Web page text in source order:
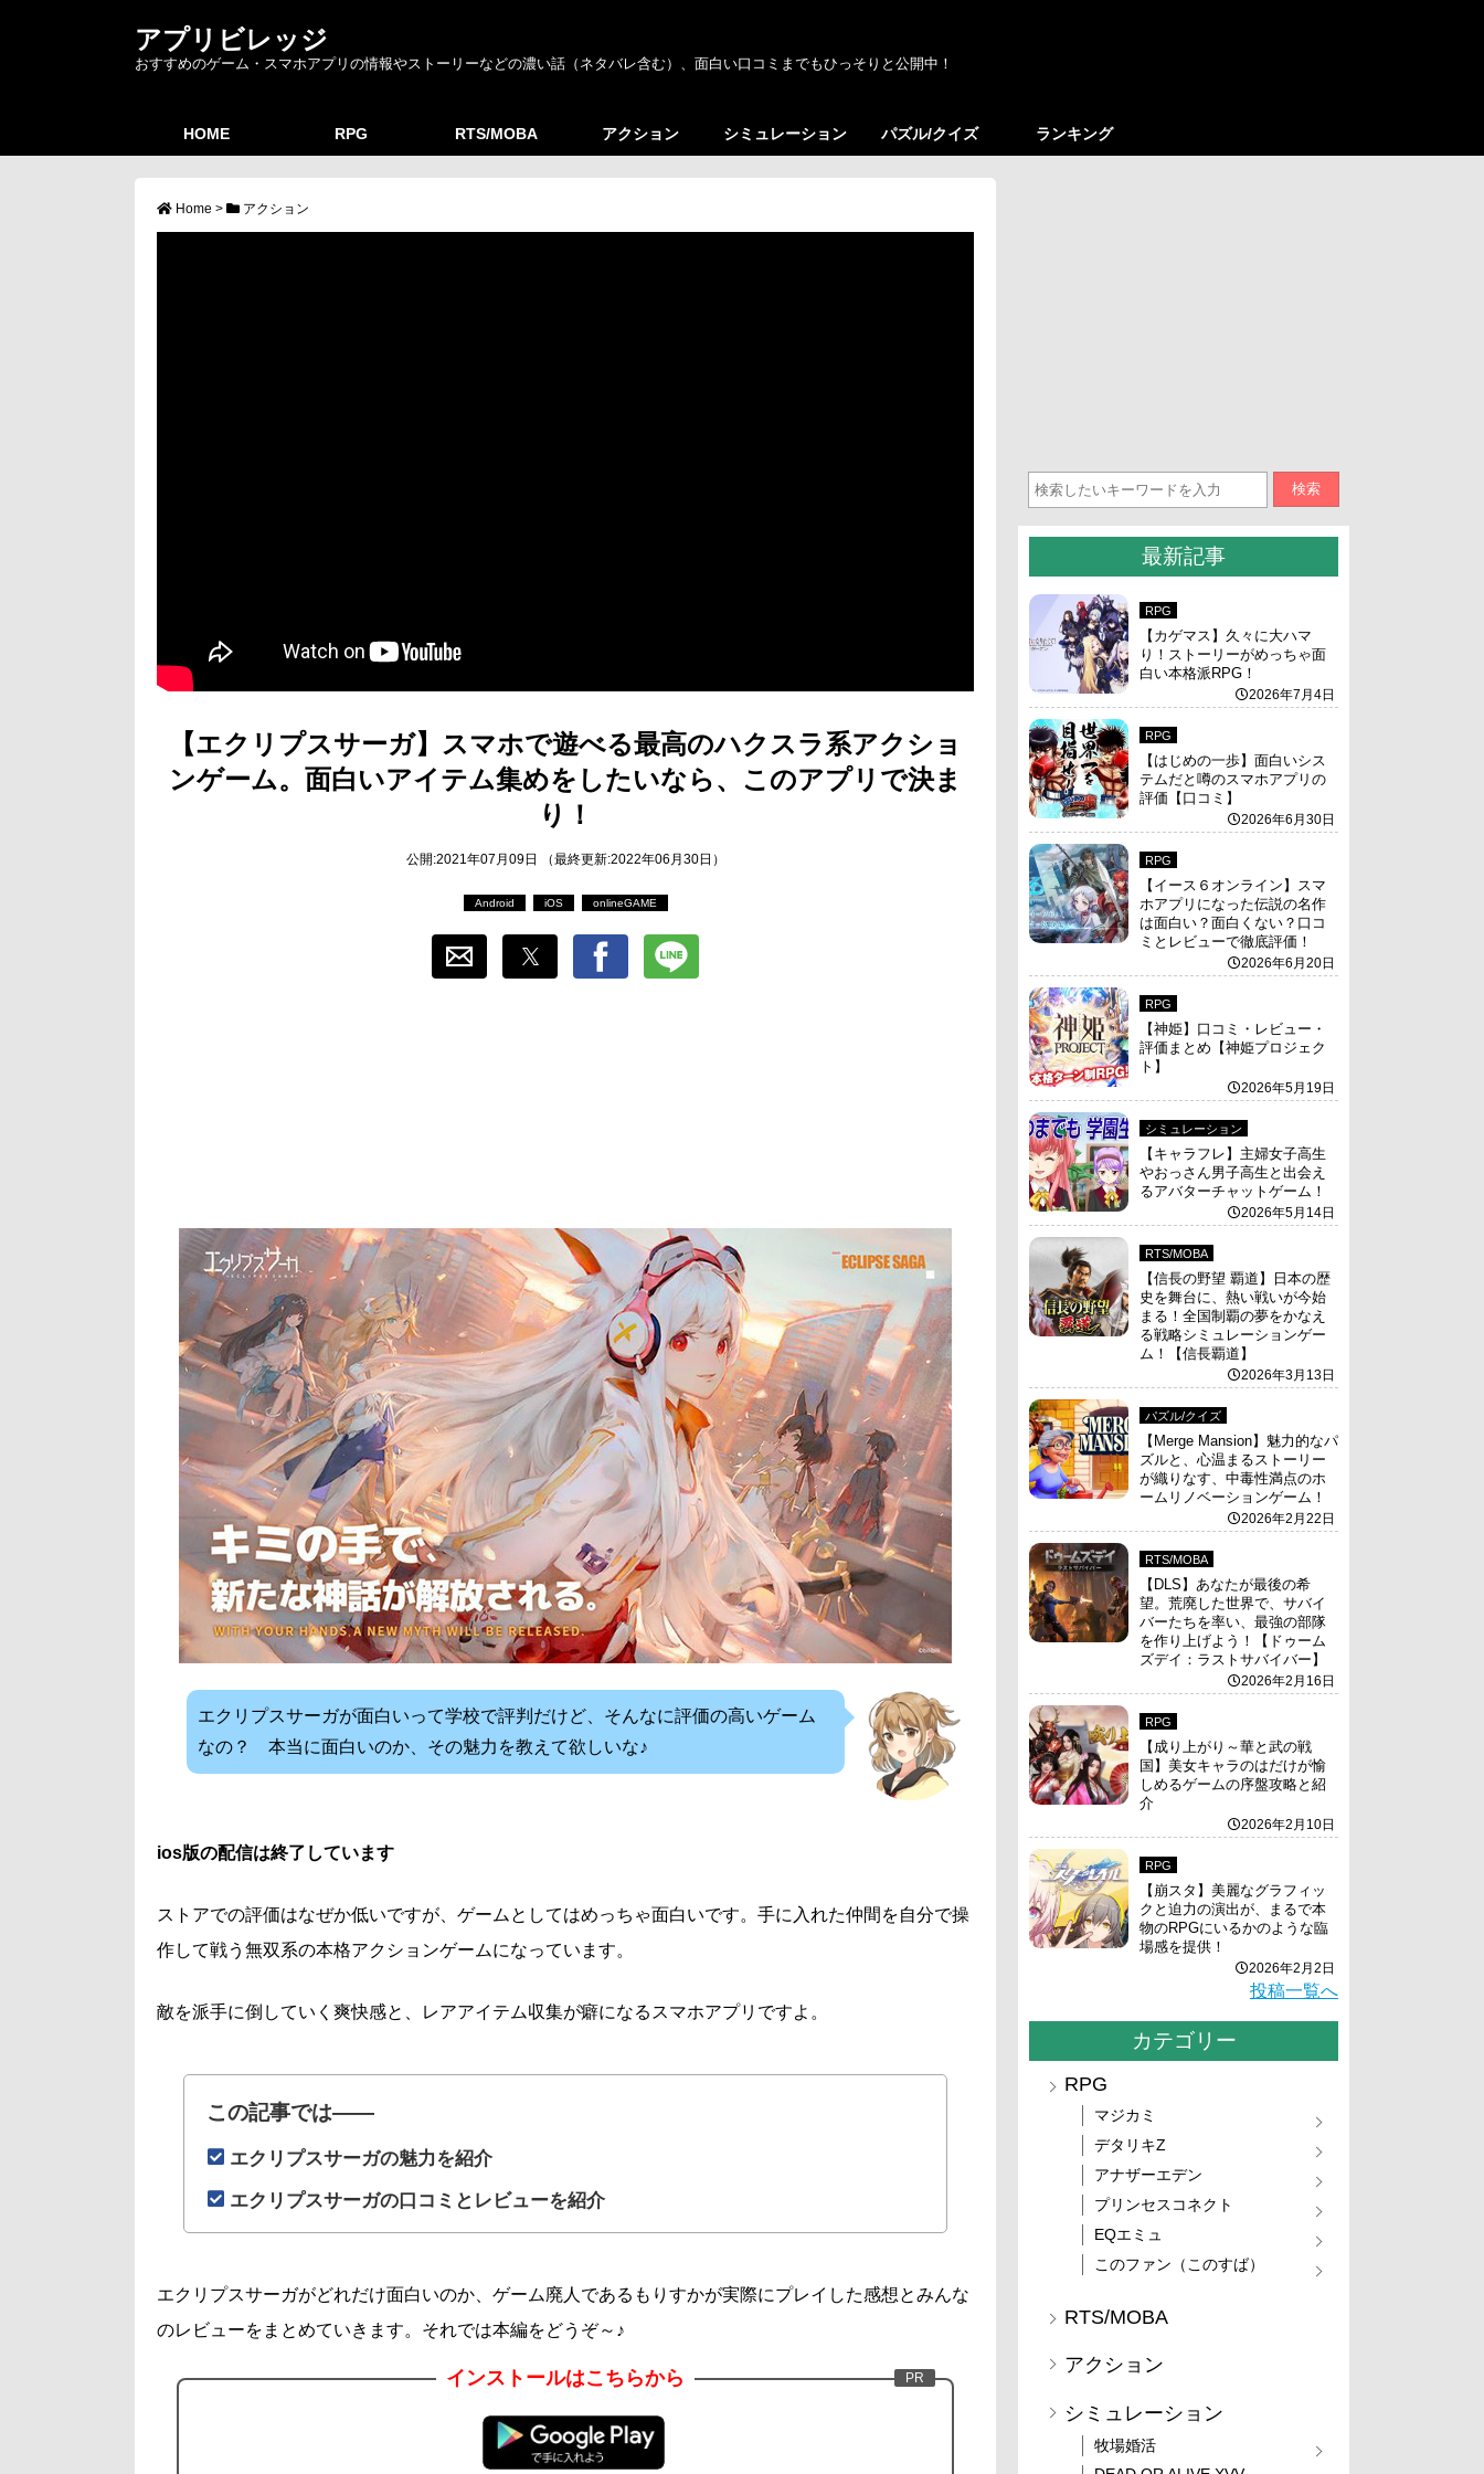
アプリビレッジ
おすすめのゲーム・スマホアプリの情報やストーリーなどの濃い話（ネタバレ含む）、面白い口コミまでもひっそりと公開中！
HOME RPG RTS/MOBA アクション シミュレーション パズル/クイズ ランキング
Home > アクション
【エクリプスサーガ】スマホで遊べる最高のハクスラ系アクショ
ンゲーム。面白いアイテム集めをしたいなら、このアプリで決ま
り！
公開:2021年07月09日 （最終更新:2022年06月30日）
Android iOS onlineGAME
エクリプスサーガが面白いって学校で評判だけど、そんなに評価の高いゲーム
なの？ 本当に面白いのか、その魅力を教えて欲しいな♪
ios版の配信は終了しています
ストアでの評価はなぜか低いですが、ゲームとしてはめっちゃ面白いです。手に入れた仲間を自分で操
作して戦う無双系の本格アクションゲームになっています。
敵を派手に倒していく爽快感と、レアアイテム収集が癖になるスマホアプリですよ。
この記事では――
エクリプスサーガの魅力を紹介
エクリプスサーガの口コミとレビューを紹介
エクリプスサーガがどれだけ面白いのか、ゲーム廃人であるもりすかが実際にプレイした感想とみんな
のレビューをまとめていきます。それでは本編をどうぞ～♪
インストールはこちらから
検索
最新記事
RPG
【カゲマス】久々に大ハマ
り！ストーリーがめっちゃ面
白い本格派RPG！
2026年7月4日
RPG
【はじめの一歩】面白いシス
テムだと噂のスマホアプリの
評価【口コミ】
2026年6月30日
RPG
【イース６オンライン】スマ
ホアプリになった伝説の名作
は面白い？面白くない？口コ
ミとレビューで徹底評価！
2026年6月20日
RPG
【神姫】口コミ・レビュー・
評価まとめ【神姫プロジェク
ト】
2026年5月19日
シミュレーション
【キャラフレ】主婦女子高生
やおっさん男子高生と出会え
るアバターチャットゲーム！
2026年5月14日
RTS/MOBA
【信長の野望 覇道】日本の歴
史を舞台に、熱い戦いが今始
まる！全国制覇の夢をかなえ
る戦略シミュレーションゲー
ム！【信長覇道】
2026年3月13日
パズル/クイズ
【Merge Mansion】魅力的なパ
ズルと、心温まるストーリー
が織りなす、中毒性満点のホ
ームリノベーションゲーム！
2026年2月22日
RTS/MOBA
【DLS】あなたが最後の希
望。荒廃した世界で、サバイ
バーたちを率い、最強の部隊
を作り上げよう！【ドゥーム
ズデイ：ラストサバイバー】
2026年2月16日
RPG
【成り上がり～華と武の戦
国】美女キャラのはだけが愉
しめるゲームの序盤攻略と紹
介
2026年2月10日
RPG
【崩スタ】美麗なグラフィッ
クと迫力の演出が、まるで本
物のRPGにいるかのような臨
場感を提供！
2026年2月2日
投稿一覧へ
カテゴリー
RPG
マジカミ
デタリキZ
アナザーエデン
プリンセスコネクト
EQエミュ
このファン（このすば）
RTS/MOBA
アクション
シミュレーション
牧場婚活